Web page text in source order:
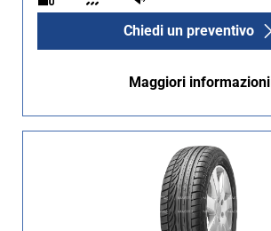
Chiedi un preventivo
Maggiori informazioni